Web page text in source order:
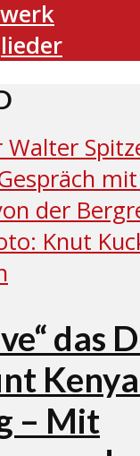
das
– Mit